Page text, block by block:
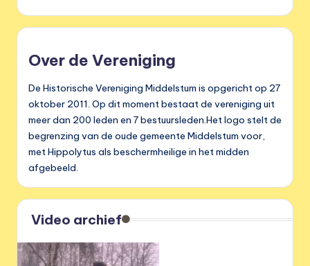
Over de Vereniging
De Historische Vereniging Middelstum is opgericht op 27
oktober 2011. Op dit moment bestaat de vereniging uit
meer dan 200 leden en 7 bestuursleden.Het logo stelt de
begrenzing van de oude gemeente Middelstum voor,
met Hippolytus als beschermheilige in het midden
afgebeeld.
Video archief